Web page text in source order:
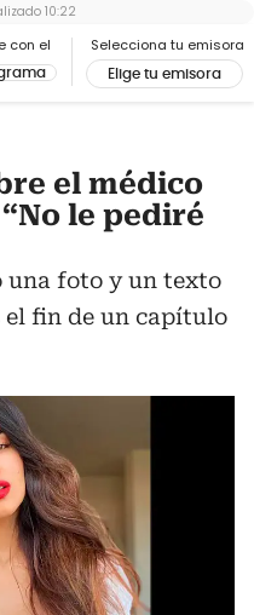
con el Selecciona tu emisora
Elige tu emisora
10:22
el médico
le pediré
una foto y un texto
el fin de un capítulo